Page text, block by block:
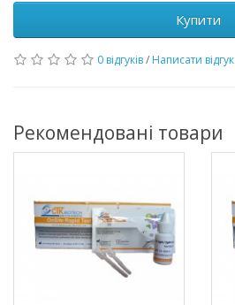
Купити
0 відгуків/ Написати відгук
Рекомендовані товари